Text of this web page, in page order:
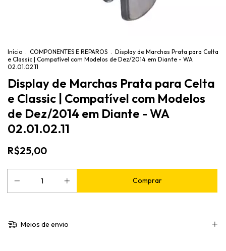
Início . COMPONENTES E REPAROS . Display de Marchas Prata para Celta
e Classic | Compatível com Modelos de Dez/2014 em Diante - WA
02.01.02.11
Display de Marchas Prata para Celta
e Classic | Compatível com Modelos
de Dez/2014 em Diante - WA
02.01.02.11
R$25,00
Meios de envio